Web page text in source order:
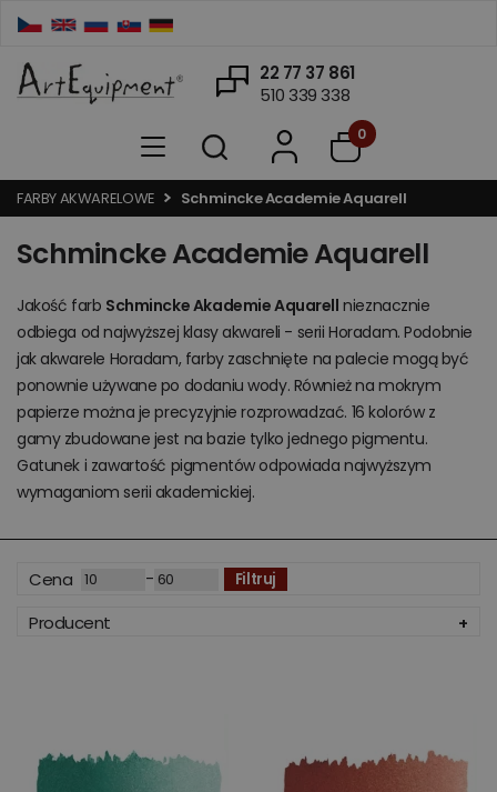
22 77 37 861
510 339 338
0
FARBY AKWARELOWE Schmincke Academie Aquarell
Cena - Filtruj
Producent
Schmincke Academie Aquarell
Jakość farb Schmincke Akademie Aquarell nieznacznie
odbiega od najwyższej klasy akwareli - serii Horadam. Podobnie
jak akwarele Horadam, farby zaschnięte na palecie mogą być
ponownie używane po dodaniu wody. Również na mokrym
papierze można je precyzyjnie rozprowadzać. 16 kolorów z
gamy zbudowane jest na bazie tylko jednego pigmentu.
Gatunek i zawartość pigmentów odpowiada najwyższym
wymaganiom serii akademickiej.